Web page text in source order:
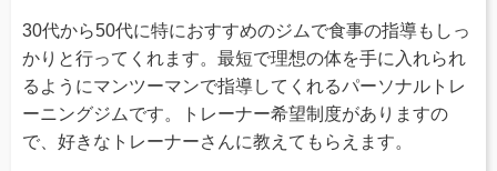
30代から50代に特におすすめのジムで食事の指導もしっ
かりと行ってくれます。最短で理想の体を手に入れられ
るようにマンツーマンで指導してくれるパーソナルトレ
ーニングジムです。トレーナー希望制度がありますの
で、好きなトレーナーさんに教えてもらえます。